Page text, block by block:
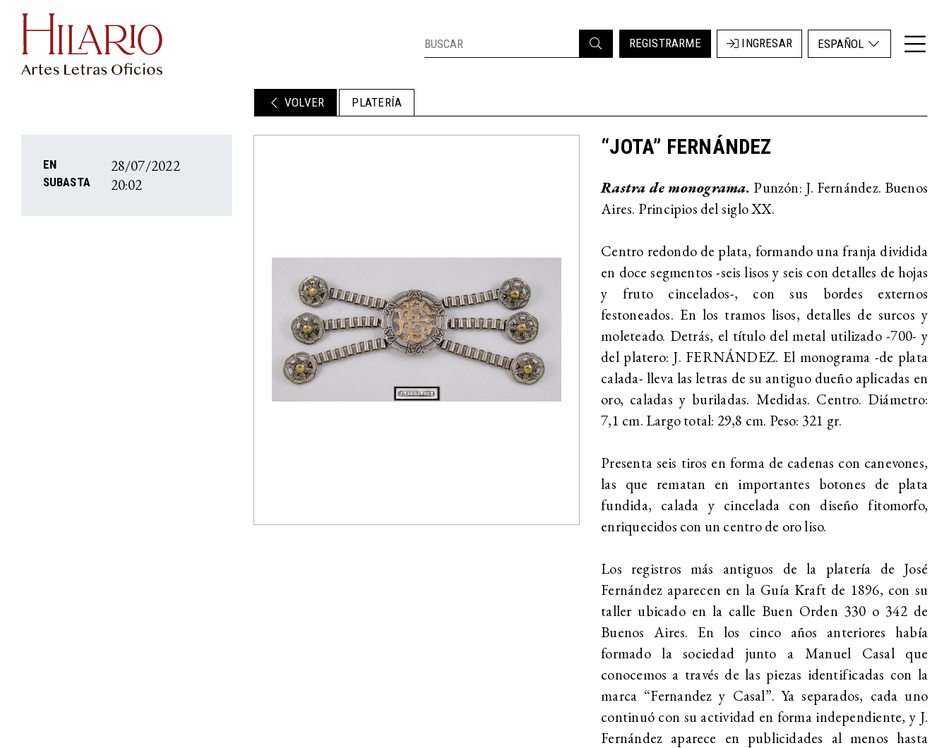
REGISTRARME INGRESAR ESPAÑOL
VOLVER PLATERÍA
“JOTA” FERNÁNDEZ
Rastra de monograma. Punzón: J. Fernández. Buenos
Aires. Principios del siglo XX.
Centro redondo de plata, formando una franja dividida
en doce segmentos -seis lisos y seis con detalles de hojas
y fruto cincelados-, con sus bordes externos
festoneados. En los tramos lisos, detalles de surcos y
moleteado. Detrás, el título del metal utilizado -700- y
del platero: J. FERNÁNDEZ. El monograma -de plata
calada- lleva las letras de su antiguo dueño aplicadas en
oro, caladas y buriladas. Medidas. Centro. Diámetro:
7,1 cm. Largo total: 29,8 cm. Peso: 321 gr.
Presenta seis tiros en forma de cadenas con canevones,
las que rematan en importantes botones de plata
fundida, calada y cincelada con diseño fitomorfo,
enriquecidos con un centro de oro liso.
Los registros más antiguos de la platería de José
Fernández aparecen en la Guía Kraft de 1896, con su
taller ubicado en la calle Buen Orden 330 o 342 de
Buenos Aires. En los cinco años anteriores había
formado la sociedad junto a Manuel Casal que
conocemos a través de las piezas identificadas con la
marca “Fernandez y Casal”. Ya separados, cada uno
continuó con su actividad en forma independiente, y J.
Fernández aparece en publicidades al menos hasta
EN
SUBASTA
28/07/2022
20:02